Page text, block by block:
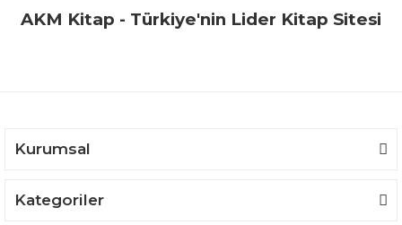
AKM Kitap - Türkiye'nin Lider Kitap Sitesi
Kurumsal
Kategoriler